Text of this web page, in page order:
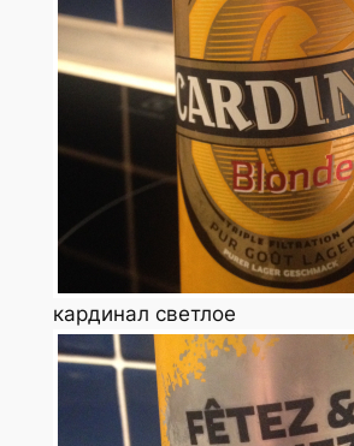
кардинал светлое